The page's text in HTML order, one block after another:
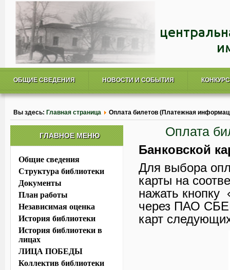
ОБЩИЕ СВЕДЕНИЯ НОВОСТИ И СОБЫТИЯ
Вы здесь: Главная страница Оплата билетов (Платежная
Оплата
Банковской
Для выбора
карты на
нажать кнопку
через ПАО
карт
ГЛАВНОЕ МЕНЮ
Общие сведения
Структура библиотеки
Документы
План работы
Независимая оценка
История библиотеки
История библиотеки в
лицах
ЛИЦА ПОБЕДЫ
Коллектив библиотеки